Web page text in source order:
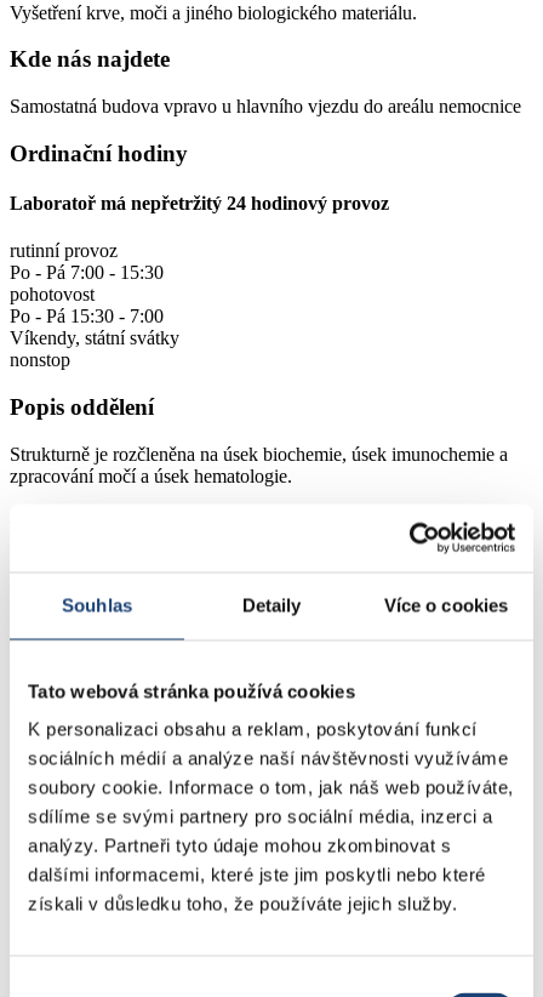
Souhlas Detaily Více o cookies
Tato webová stránka používá cookies
K personalizaci obsahu a reklam, poskytování funkcí
sociálních médií a analýze naší návštěvnosti využíváme
soubory cookie. Informace o tom, jak náš web používáte,
sdílíme se svými partnery pro sociální média, inzerci a
analýzy. Partneři tyto údaje mohou zkombinovat s
dalšími informacemi, které jste jim poskytli nebo které
získali v důsledku toho, že používáte jejich služby.
Vyšetření krve, moči a jiného biologického materiálu.
Kde nás najdete
Samostatná budova vpravo u hlavního vjezdu do areálu nemocnice
Ordinační hodiny
Laboratoř má nepřetržitý 24 hodinový provoz
rutinní provoz
Po - Pá 7:00 - 15:30
pohotovost
Po - Pá 15:30 - 7:00
Víkendy, státní svátky
nonstop
Popis oddělení
Strukturně je rozčleněna na úsek biochemie, úsek imunochemie a
zpracování močí a úsek hematologie.
Jako garant přes klinickou biochemii působí v OKB Ostrov Ing.
Dále v laboratoři pracují 2 laborantky s atestací z klinické biochemie
pracovníků. Tato registrace je zavazuje k neustálému odbornému
podmínky pro zvyšování kvality našich služeb.
Veškeré činnosti provádíme v souladu s platnými zákony a dle
požadavků a nařízení příslušných orgánů. Využíváme a
respektujeme doporučení odborných společností.
Personální obsazení
Jana Vízková